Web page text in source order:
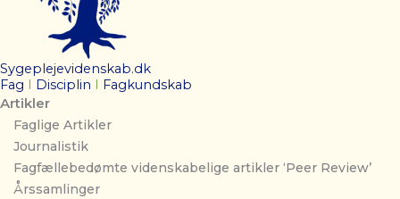
Sygeplejevidenskab.dk
Fag
Disciplin Fagkundskab
Artikler
Faglige Artikler
Journalistik
Fagfællebedømte videnskabelige artikler ‘Peer Review’
Årssamlinger